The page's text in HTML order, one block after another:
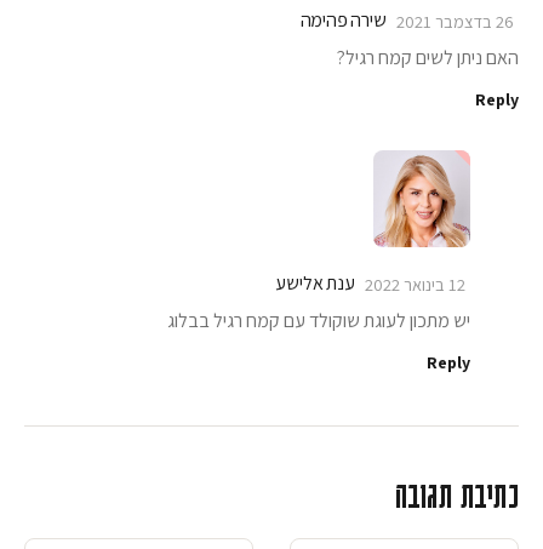
שירה פהימה 26 בדצמבר 2021
האם ניתן לשים קמח רגיל?
Reply
ענת אלישע 12 בינואר 2022
יש מתכון לעוגת שוקולד עם קמח רגיל בבלוג
Reply
כתיבת תגובה